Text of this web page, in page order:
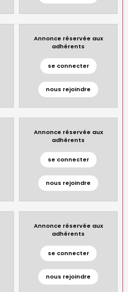
Annonce réservée aux
adhérents
se connecter
nous rejoindre
Annonce réservée aux
adhérents
se connecter
nous rejoindre
Annonce réservée aux
adhérents
se connecter
nous rejoindre